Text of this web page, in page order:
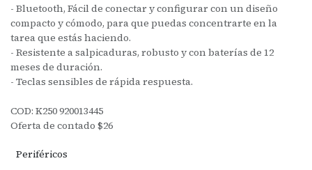
- Bluetooth, Fácil de conectar y configurar con un diseño
compacto y cómodo, para que puedas concentrarte en la
tarea que estás haciendo.
- Resistente a salpicaduras, robusto y con baterías de 12
meses de duración.
- Teclas sensibles de rápida respuesta.
COD: K250 920013445
Oferta de contado $26
Periféricos